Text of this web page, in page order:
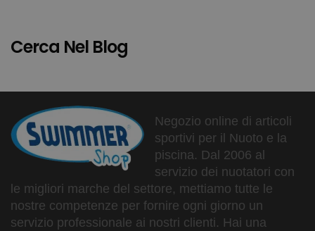
Cerca Nel Blog
Negozio online di articoli
sportivi per il Nuoto e la
piscina. Dal 2006 al
servizio dei nuotatori con
le migliori marche del settore, mettiamo tutte le
nostre competenze per fornire ogni giorno un
servizio professionale ai nostri clienti. Hai una